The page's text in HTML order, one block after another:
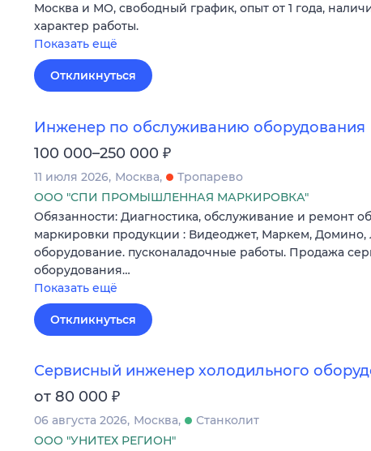
Москва и МО, свободный график, опыт от 1 года,
характер работы.
Показать ещё
Откликнуться
Инженер по обслуживанию оборудования
100 000–250 000 ₽
11 июля 2026 Москва
Тропарево
ООО "СПИ ПРОМЫШЛЕННАЯ МАРКИРОВКА"
Обязанности: Диагностика, обслуживание и ремонт
маркировки продукции : Видеоджет, Маркем, Домино,
оборудование. пусконаладочные работы. Продажа
оборудования…
Показать ещё
Откликнуться
Сервисный инженер холодильного
от 80 000 ₽
06 августа 2026 Москва
Станколит
ООО "УНИТЕХ РЕГИОН"